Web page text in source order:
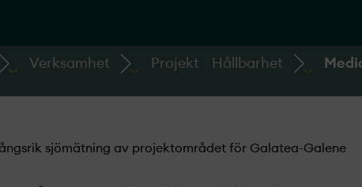
Verksamhet Projekt Hållbarhet
sjömätning av projekt­området för Galatea-Galene